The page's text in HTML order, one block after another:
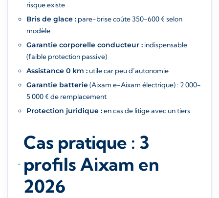
risque existe
Bris de glace : pare-brise coûte 350-600 € selon
modèle
Garantie corporelle conducteur : indispensable
(faible protection passive)
Assistance 0 km : utile car peu d’autonomie
Garantie batterie(Aixam e-Aixam électrique) : 2 000-
5 000 € de remplacement
Protection juridique :en cas de litige avec un tiers
Cas pratique : 3
profils Aixam en
2026